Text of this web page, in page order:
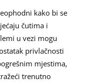
kako bi se
čutima i
u vezi mogu
privlačnosti
mjestima,
trenutno